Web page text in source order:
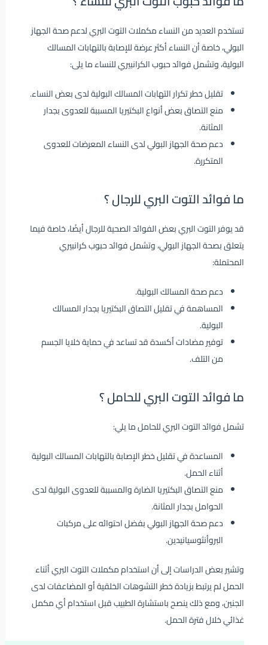
تستخدم العديد من النساء مكملات التوت البري لدعم صحة الجهاز
البولي، خاصة أن النساء أكثر عرضة للإصابة بالتهابات المسالك
البولية، وتشمل فوائد حبوب الكرانبيري للنساء ما يلى:
تقليل خطر تكرار التهابات المسالك البولية لدى بعض النساء.
منع التصاق بعض أنواع البكتيريا المسببة للعدوى بجدار
المثانة.
دعم صحة الجهاز البولي لدى النساء المعرضات للعدوى
المتكررة.
ما فوائد التوت البري للرجال ؟
قد يوفر التوت البري بعض الفوائد الصحية للرجال أيضًا، خاصة فيما
يتعلق بصحة الجهاز البولي، وتشمل فوائد حبوب كرانبيري
المحتملة:
دعم صحة المسالك البولية.
المساهمة في تقليل التصاق البكتيريا بجدار المسالك
البولية.
توفير مضادات أكسدة قد تساعد في حماية خلايا الجسم
من التلف.
ما فوائد التوت البري للحامل ؟
​​تشمل فوائد التوت البري للحامل ما يلي:
المساعدة في تقليل خطر الإصابة بالتهابات المسالك البولية
أثناء الحمل.
منع التصاق البكتيريا الضارة والمسببة للعدوى البولية لدى
الحوامل بجدار المثانة.
دعم صحة الجهاز البولي بفضل احتوائه على مركبات
البروأنثوسيانيدين.
وتشير بعض الدراسات إلى أن استخدام مكملات التوت البري أثناء
الحمل لم يرتبط بزيادة خطر التشوهات الخلقية أو المضاعفات لدى
الجنين، ومع ذلك ينصح باستشارة الطبيب قبل استخدام أي مكمل
غذائي خلال فترة الحمل.